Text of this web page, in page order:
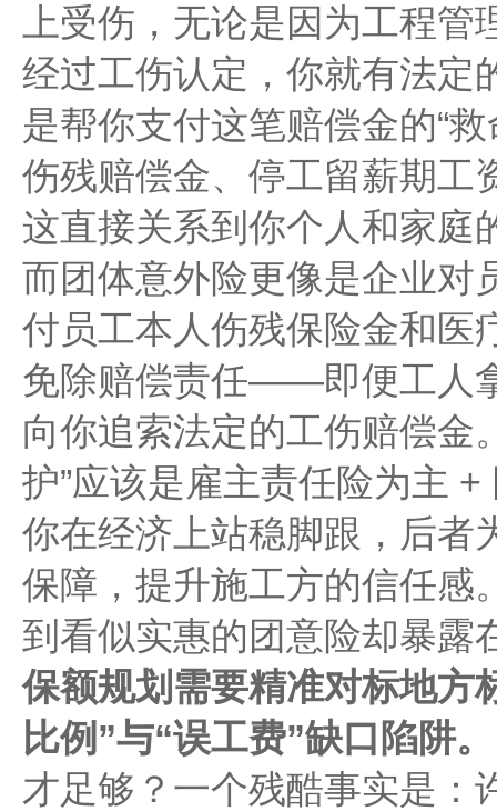
上受伤，无论是因为工程
经过工伤认定，你就有法定
是帮你支付这笔赔偿金的“
伤残赔偿金、停工留薪期工
这直接关系到你个人和家庭
而团体意外险更像是企业对
付员工本人伤残保险金和医
免除赔偿责任——即便工人
向你追索法定的工伤赔偿金
护”应该是雇主责任险为主
你在经济上站稳脚跟，后者
保障，提升施工方的信任感
到看似实惠的团意险却暴露
保额规划需要精准对标地方
比例”与“误工费”缺口陷阱。
才足够？一个残酷事实是：